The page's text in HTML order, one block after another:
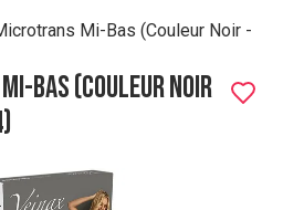
Mi-Bas (Couleur Noir -
Bas (Couleur Noir